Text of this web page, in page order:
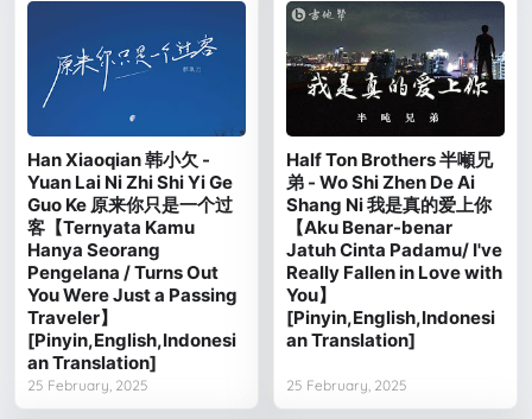
Han Xiaoqian 韩小欠 -
Yuan Lai Ni Zhi Shi Yi Ge
Guo Ke 原来你只是一个过
客【Ternyata Kamu
Hanya Seorang
Pengelana / Turns Out
You Were Just a Passing
Traveler】
[Pinyin,English,Indonesi
an Translation]
25 February, 2025
Half Ton Brothers 半噸兄
弟 - Wo Shi Zhen De Ai
Shang Ni 我是真的爱上你
【Aku Benar-benar
Jatuh Cinta Padamu/ I've
Really Fallen in Love with
You】
[Pinyin,English,Indonesi
an Translation]
25 February, 2025